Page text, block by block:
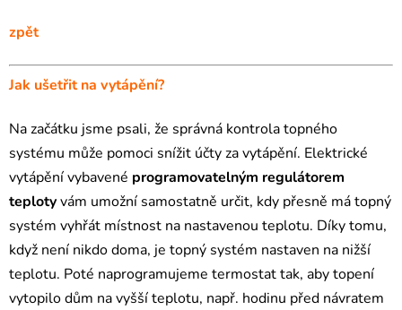
zpět
Jak ušetřit na vytápění?
Na začátku jsme psali, že správná kontrola topného
systému může pomoci snížit účty za vytápění. Elektrické
vytápění vybavené programovatelným regulátorem
teplotyvám umožní samostatně určit, kdy přesně má topný
systém vyhřát místnost na nastavenou teplotu. Díky tomu,
když není nikdo doma, je topný systém nastaven na nižší
teplotu. Poté naprogramujeme termostat tak, aby topení
vytopilo dům na vyšší teplotu, např. hodinu před návratem